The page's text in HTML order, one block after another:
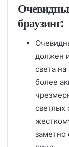
браузинг:
должен
света
более
светлых
заметно